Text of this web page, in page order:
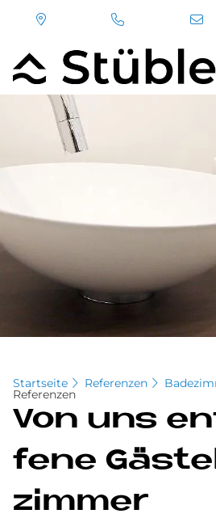
Startseite Referenzen
Referenzen
Von uns
fe­ne
zim­mer